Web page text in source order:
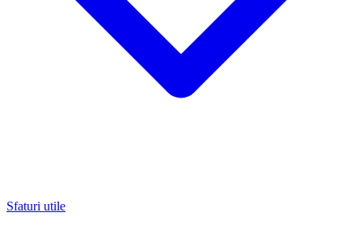
Sfaturi utile